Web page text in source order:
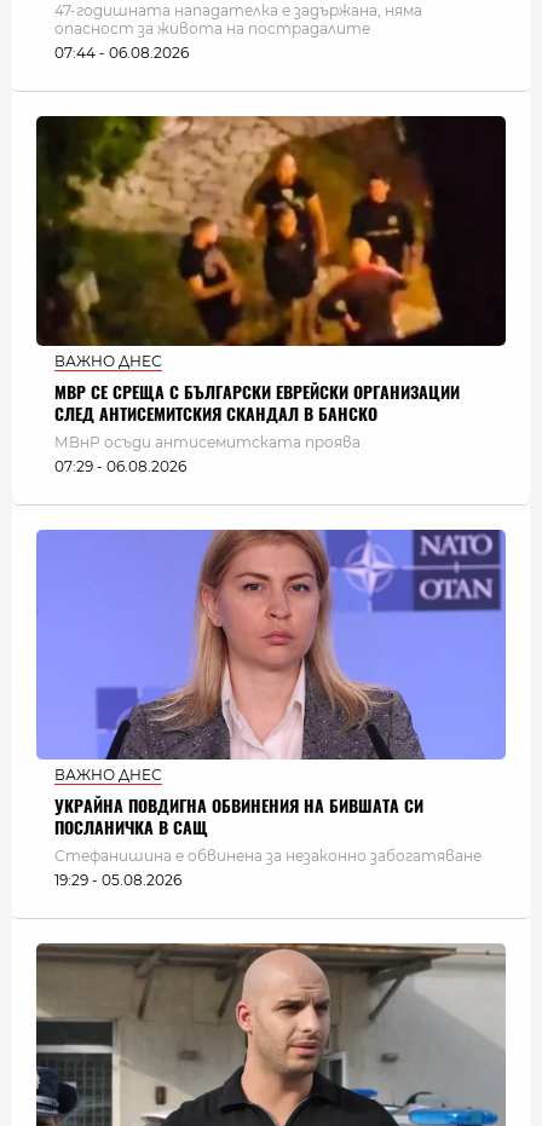
47-годишната нападателка е задържана, няма
опасност за живота на пострадалите
07:44 - 06.08.2026
ВАЖНО ДНЕС
МВР СЕ СРЕЩА С БЪЛГАРСКИ ЕВРЕЙСКИ ОРГАНИЗАЦИИ
СЛЕД АНТИСЕМИТСКИЯ СКАНДАЛ В БАНСКО
МВнР осъди антисемитската проява
07:29 - 06.08.2026
ВАЖНО ДНЕС
УКРАЙНА ПОВДИГНА ОБВИНЕНИЯ НА БИВШАТА СИ
ПОСЛАНИЧКА В САЩ
Стефанишина е обвинена за незаконно забогатяване
19:29 - 05.08.2026